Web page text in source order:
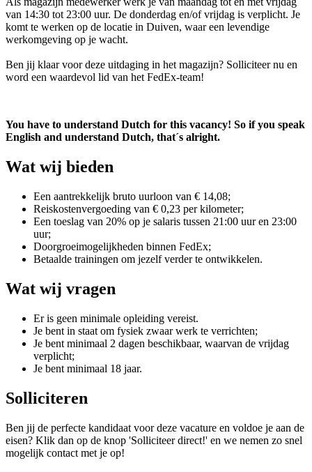
van 14:30 tot 23:00 uur. De donderdag en/of vrijdag is verplicht. Je
komt te werken op de locatie in Duiven, waar een levendige
werkomgeving op je wacht.
Ben jij klaar voor deze uitdaging in het magazijn? Solliciteer nu en
word een waardevol lid van het FedEx-team!
You have to understand Dutch for this vacancy! So if you speak
English and understand Dutch, that´s alright.
Wat wij bieden
Een aantrekkelijk bruto uurloon van € 14,08;
Reiskostenvergoeding van € 0,23 per kilometer;
Een toeslag van 20% op je salaris tussen 21:00 uur en 23:00
uur;
Doorgroeimogelijkheden binnen FedEx;
Betaalde trainingen om jezelf verder te ontwikkelen.
Wat wij vragen
Er is geen minimale opleiding vereist.
Je bent in staat om fysiek zwaar werk te verrichten;
Je bent minimaal 2 dagen beschikbaar, waarvan de vrijdag
verplicht;
Je bent minimaal 18 jaar.
Solliciteren
Ben jij de perfecte kandidaat voor deze vacature en voldoe je aan de
eisen? Klik dan op de knop 'Solliciteer direct!' en we nemen zo snel
mogelijk contact met je op!